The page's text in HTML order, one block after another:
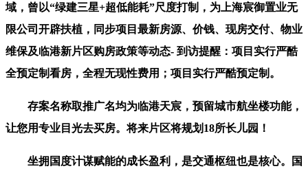
域，曾以“绿建三星+超低能耗”尺度打制，为上海宸御置业无
限公司开辟扶植，同步项目最新房源、价钱、现房交付、物业
维保及临港新片区购房政策等动态- 到访提醒：项目实行严酷
全预定制看房，全程无现性费用；项目实行严酷预定制。
存案名称取推广名均为临港天宸，预留城市航坐楼功能，
让您用专业目光去买房。将来片区将规划18所长儿园！
坐拥国度计谋赋能的成长盈利，是交通枢纽也是核心。国